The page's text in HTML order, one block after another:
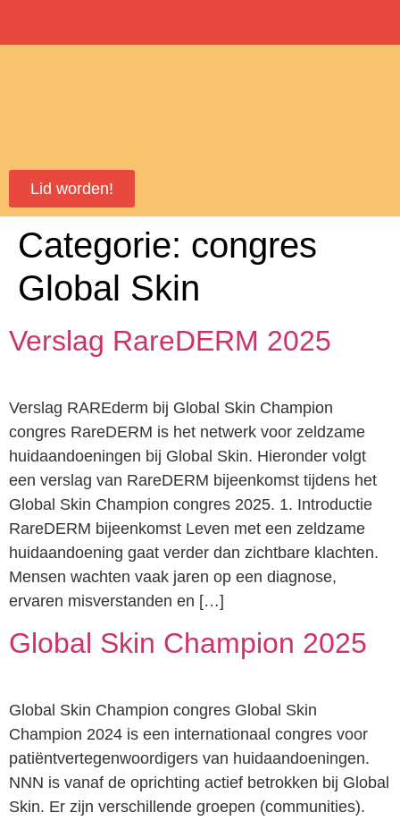
Lid worden!
Categorie: congres
Global Skin
Verslag RareDERM 2025
Verslag RAREderm bij Global Skin Champion
congres RareDERM is het netwerk voor zeldzame
huidaandoeningen bij Global Skin. Hieronder volgt
een verslag van RareDERM bijeenkomst tijdens het
Global Skin Champion congres 2025. 1. Introductie
RareDERM bijeenkomst Leven met een zeldzame
huidaandoening gaat verder dan zichtbare klachten.
Mensen wachten vaak jaren op een diagnose,
ervaren misverstanden en […]
Global Skin Champion 2025
Global Skin Champion congres Global Skin
Champion 2024 is een internationaal congres voor
patiëntvertegenwoordigers van huidaandoeningen.
NNN is vanaf de oprichting actief betrokken bij Global
Skin. Er zijn verschillende groepen (communities).